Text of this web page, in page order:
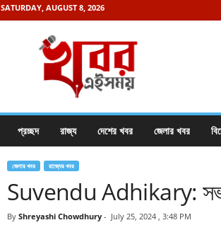
SATURDAY, AUGUST 8, 2026
প্রচ্ছদ রাজ্য দেশের খবর জেলার খবর
জেলার খবর রাজ্যের খবর
Suvendu Adhikary:
By Shreyashi Chowdhury- July 25, 2024 , 3:48 PM